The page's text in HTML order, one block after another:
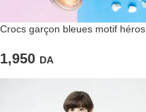
Crocs garçon bleues motif héros
1,950 DA